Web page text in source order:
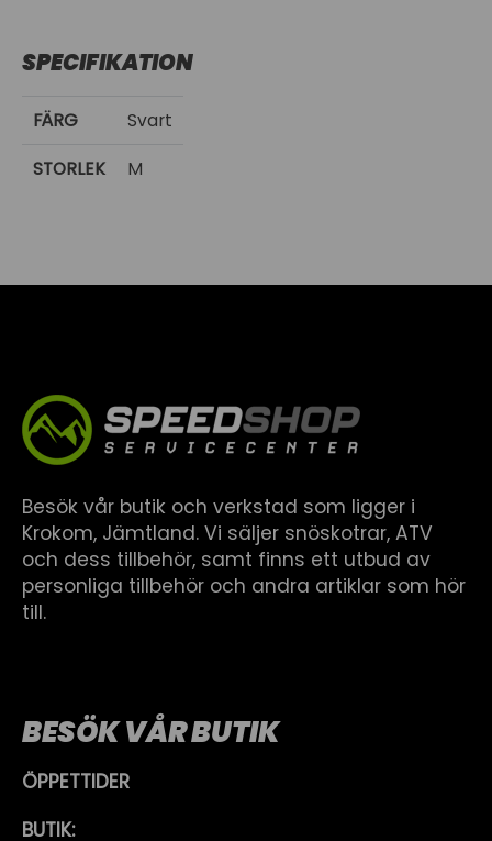
SPECIFIKATION
FÄRG Svart
STORLEK M
Besök vår butik och verkstad som ligger i
Krokom, Jämtland. Vi säljer snöskotrar, ATV
och dess tillbehör, samt finns ett utbud av
personliga tillbehör och andra artiklar som hör
till.
BESÖK VÅR BUTIK
ÖPPETTIDER
BUTIK: